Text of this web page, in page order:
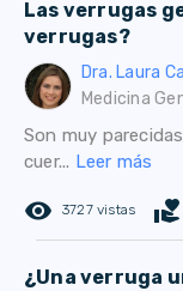
Las verrugas
verrugas?
Dra. Laura
Medicina
Son muy
cuer... Leer más
remove_red_eye 3727 vistas volunteer_activism
¿Una verruga